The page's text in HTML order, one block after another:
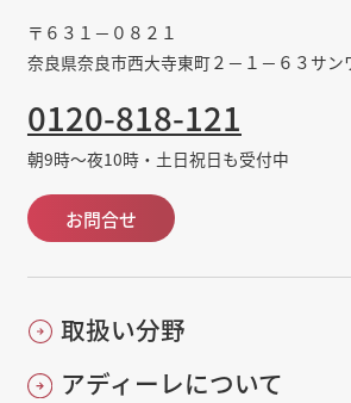
〒６３１－０８２１
奈良県奈良市西大寺東町２－１－６３サン
0120-818-121
朝9時～夜10時・土日祝日も受付中
お問合せ
取扱い分野
アディーレについて